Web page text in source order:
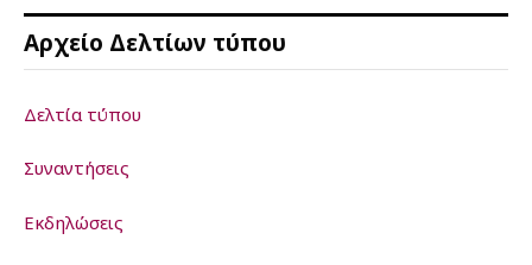
Αρχείο Δελτίων τύπου
Δελτία τύπου
Συναντήσεις
Εκδηλώσεις